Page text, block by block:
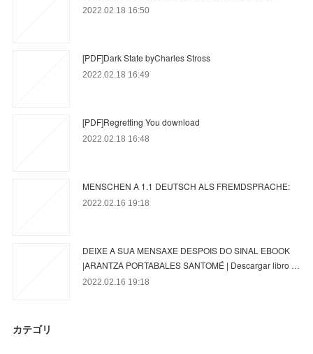
2022.02.18 16:50
[PDF]Dark State byCharles Stross
2022.02.18 16:49
[PDF]Regretting You download
2022.02.18 16:48
MENSCHEN A 1.1 DEUTSCH ALS FREMDSPRACHE:
2022.02.16 19:18
DEIXE A SUA MENSAXE DESPOIS DO SINAL EBOOK
|ARANTZA PORTABALES SANTOMÉ | Descargar libro …
2022.02.16 19:18
カテゴリ